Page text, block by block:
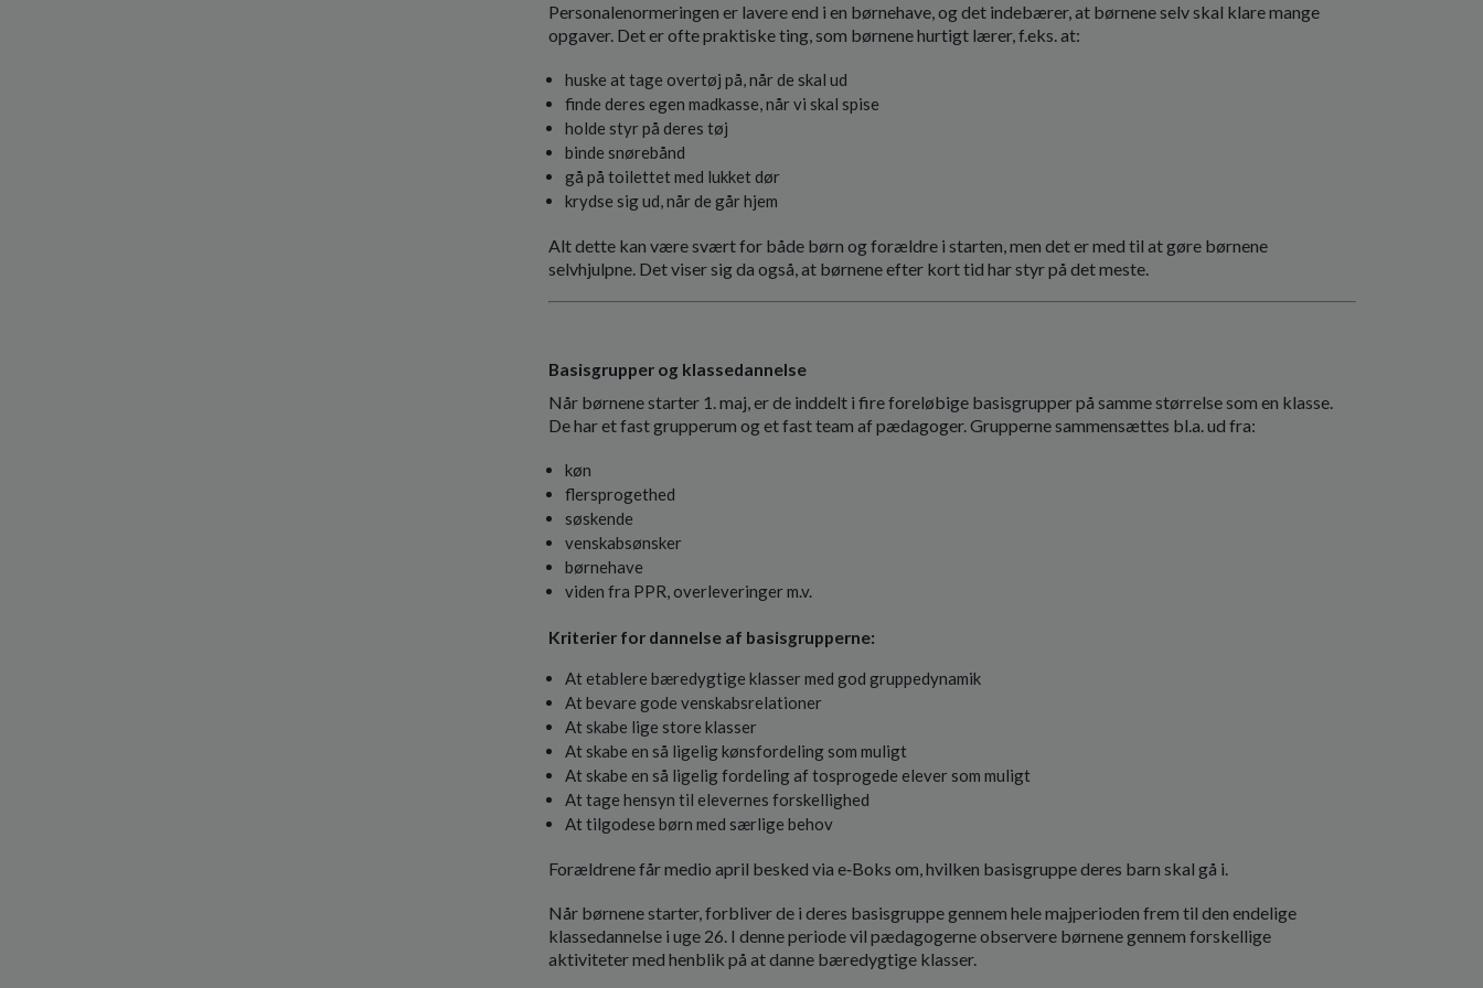
Personalenormeringen er lavere end i en børnehave, og det indebærer, at børnene selv skal klare mange
opgaver. Det er ofte praktiske ting, som børnene hurtigt lærer, f.eks. at:
huske at tage overtøj på, når de skal ud
finde deres egen madkasse, når vi skal spise
holde styr på deres tøj
binde snørebånd
gå på toilettet med lukket dør
krydse sig ud, når de går hjem
Alt dette kan være svært for både børn og forældre i starten, men det er med til at gøre børnene
selvhjulpne. Det viser sig da også, at børnene efter kort tid har styr på det meste.
Basisgrupper og klassedannelse
Når børnene starter 1. maj, er de inddelt i fire foreløbige basisgrupper på samme størrelse som en klasse.
De har et fast grupperum og et fast team af pædagoger. Grupperne sammensættes bl.a. ud fra:
køn
flersprogethed
søskende
venskabsønsker
børnehave
viden fra PPR, overleveringer m.v.
Kriterier for dannelse af basisgrupperne:
At etablere bæredygtige klasser med god gruppedynamik
At bevare gode venskabsrelationer
At skabe lige store klasser
At skabe en så ligelig kønsfordeling som muligt
At skabe en så ligelig fordeling af tosprogede elever som muligt
At tage hensyn til elevernes forskellighed
At tilgodese børn med særlige behov
Forældrene får medio april besked via e‑Boks om, hvilken basisgruppe deres barn skal gå i.
Når børnene starter, forbliver de i deres basisgruppe gennem hele majperioden frem til den endelige
klassedannelse i uge 26. I denne periode vil pædagogerne observere børnene gennem forskellige
aktiviteter med henblik på at danne bæredygtige klasser.